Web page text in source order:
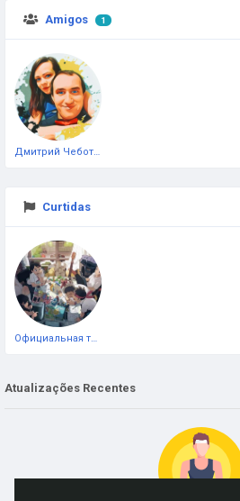
Amigos 1
Curtidas
Официальная тестовая страница
Atualizações Recentes